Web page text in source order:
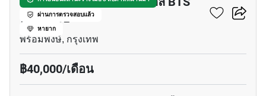
ผ่านการตรวจสอบแล้ว
หายาก
พร้อมพงษ์
พร้อมพงษ์, กรุงเทพ
฿40,000/เดือน